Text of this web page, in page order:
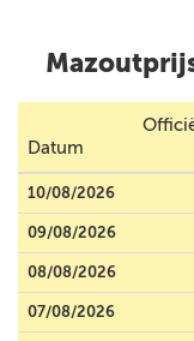
Datum
10/08/2026
09/08/2026
08/08/2026
07/08/2026